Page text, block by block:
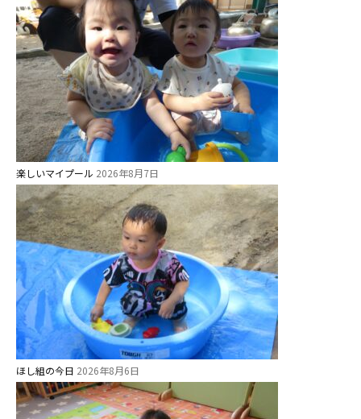
楽しいマイプール 2026年8月7日
ほし組の今日 2026年8月6日
未就園児クラス
0歳親子登園［マカロンクラス ]
1歳・2歳親子登園［マリポサクラ
ス ]
2歳児ひとり登園［ゆず組 ]
グループ施設・
関係先リンク
学校法⼈鴨⾕学園 鳳幼稚園
学校法⼈諏訪森学園 諏訪森幼稚
園
⼤阪府私⽴幼稚園連盟
社会福祉法人野田福祉会